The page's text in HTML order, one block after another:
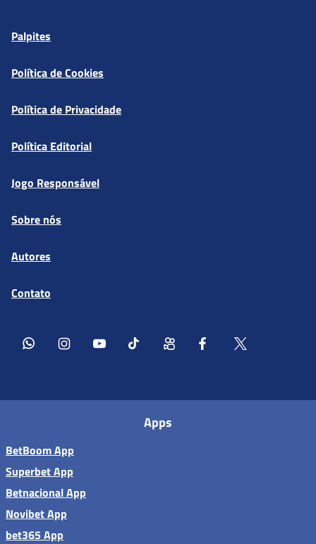
Palpites
Política de Cookies
Política de Privacidade
Política Editorial
Jogo Responsável
Sobre nós
Autores
Contato
Apps
BetBoom App
Superbet App
Betnacional App
Novibet App
bet365 App